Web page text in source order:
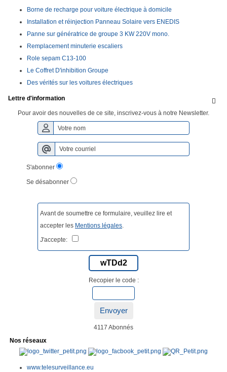
Borne de recharge pour voiture électrique à domicile
Installation et réinjection Panneau Solaire vers ENEDIS
Panne sur génératrice de groupe 3 KW 220V mono.
Remplacement minuterie escaliers
Role sepam C13-100
Le Coffret D'inhibition Groupe
Des vérités sur les voitures électriques

Lettre d'information
Pour avoir des nouvelles de ce site, inscrivez-vous à notre Newsletter.
S'abonner
Se désabonner
Avant de soumettre ce formulaire, veuillez lire et
accepter les Mentions légales.
J'accepte:
wTDd2
Recopier le code :
Envoyer
4117 Abonnés
Nos réseaux
www.telesurveillance.eu